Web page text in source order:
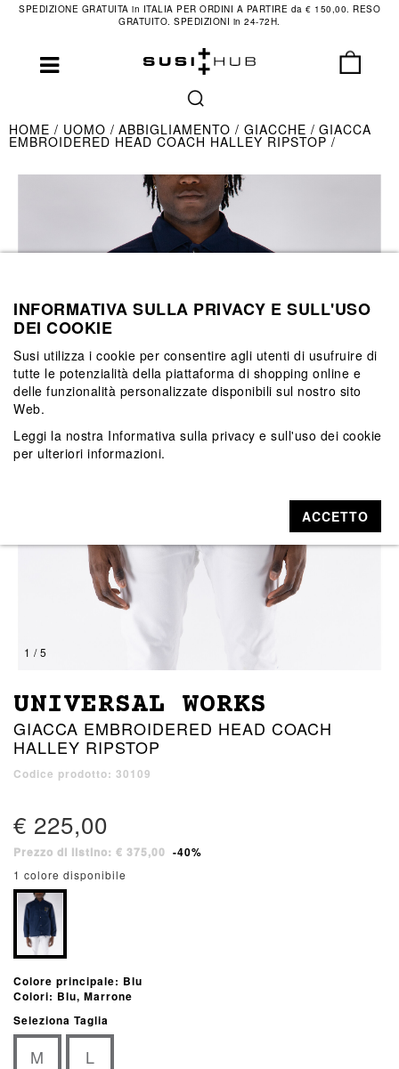
SPEDIZIONE GRATUITA in ITALIA PER ORDINI A PARTIRE da € 150,00. RESO
GRATUITO. SPEDIZIONI in 24-72H.
HOME UOMO ABBIGLIAMENTO GIACCHE GIACCA
EMBROIDERED HEAD COACH HALLEY RIPSTOP
1 / 5
UNIVERSAL WORKS
GIACCA EMBROIDERED HEAD COACH
HALLEY RIPSTOP
Codice prodotto: 30109
€ 225,00
Prezzo di listino: € 375,00 -40%
1 colore disponibile
Colore principale: Blu
Colori: Blu, Marrone
Seleziona Taglia
M L
INFORMATIVA SULLA PRIVACY E SULL'USO
DEI COOKIE
Susi utilizza i cookie per consentire agli utenti di usufruire di
tutte le potenzialità della piattaforma di shopping online e
delle funzionalità personalizzate disponibili sul nostro sito
Web.
Leggi la nostra Informativa sulla privacy e sull'uso dei cookie
per ulteriori informazioni.
ACCETTO